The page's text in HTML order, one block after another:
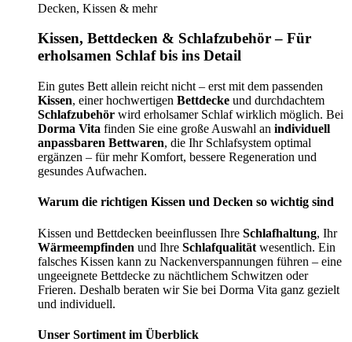
Decken, Kissen & mehr
Kissen, Bettdecken & Schlafzubehör – Für
erholsamen Schlaf bis ins Detail
Ein gutes Bett allein reicht nicht – erst mit dem passenden
Kissen, einer hochwertigen Bettdecke und durchdachtem
Schlafzubehör wird erholsamer Schlaf wirklich möglich. Bei
Dorma Vita finden Sie eine große Auswahl an individuell
anpassbaren Bettwaren, die Ihr Schlafsystem optimal
ergänzen – für mehr Komfort, bessere Regeneration und
gesundes Aufwachen.
Warum die richtigen Kissen und Decken so wichtig sind
Kissen und Bettdecken beeinflussen Ihre Schlafhaltung, Ihr
Wärmeempfinden und Ihre Schlafqualität wesentlich. Ein
falsches Kissen kann zu Nackenverspannungen führen – eine
ungeeignete Bettdecke zu nächtlichem Schwitzen oder
Frieren. Deshalb beraten wir Sie bei Dorma Vita ganz gezielt
und individuell.
Unser Sortiment im Überblick